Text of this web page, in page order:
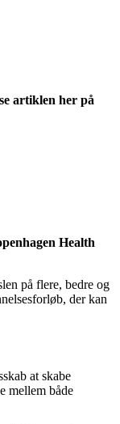
artiklen her på
Health
på flere, bedre og
der kan
at skabe
mellem både